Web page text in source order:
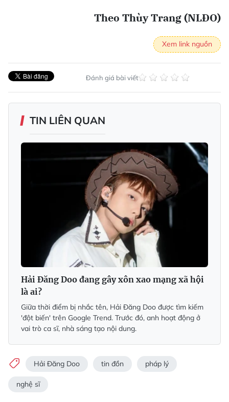
Theo Thùy Trang (NLĐO)
Xem link nguồn
Đánh giá bài viết
TIN LIÊN QUAN
Hải Đăng Doo đang gây xôn xao mạng xã hội
là ai?
Giữa thời điểm bị nhắc tên, Hải Đăng Doo được tìm kiếm
'đột biến' trên Google Trend. Trước đó, anh hoạt động ở
vai trò ca sĩ, nhà sáng tạo nội dung.
Hải Đăng Doo tin đồn pháp lý
nghệ sĩ